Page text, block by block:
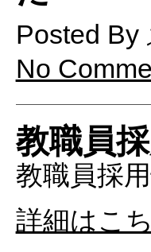
Posted By
No
教職員
教職員採
詳細はこ